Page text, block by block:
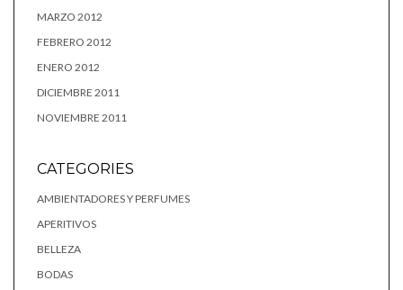
MARZO 2012
FEBRERO 2012
ENERO 2012
DICIEMBRE 2011
NOVIEMBRE 2011
CATEGORIES
AMBIENTADORES Y PERFUMES
APERITIVOS
BELLEZA
BODAS